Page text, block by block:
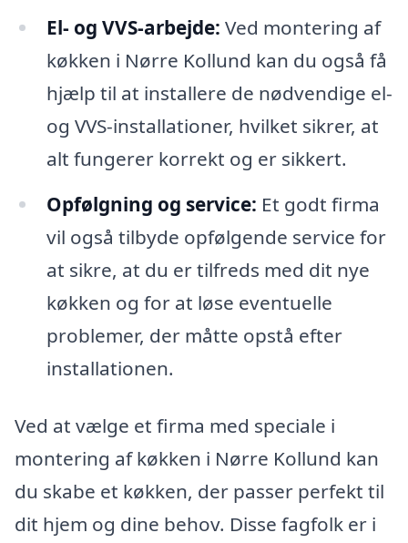
El- og VVS-arbejde: Ved montering af
køkken i Nørre Kollund kan du også få
hjælp til at installere de nødvendige el-
og VVS-installationer, hvilket sikrer, at
alt fungerer korrekt og er sikkert.
Opfølgning og service: Et godt firma
vil også tilbyde opfølgende service for
at sikre, at du er tilfreds med dit nye
køkken og for at løse eventuelle
problemer, der måtte opstå efter
installationen.
Ved at vælge et firma med speciale i
montering af køkken i Nørre Kollund kan
du skabe et køkken, der passer perfekt til
dit hjem og dine behov. Disse fagfolk er i